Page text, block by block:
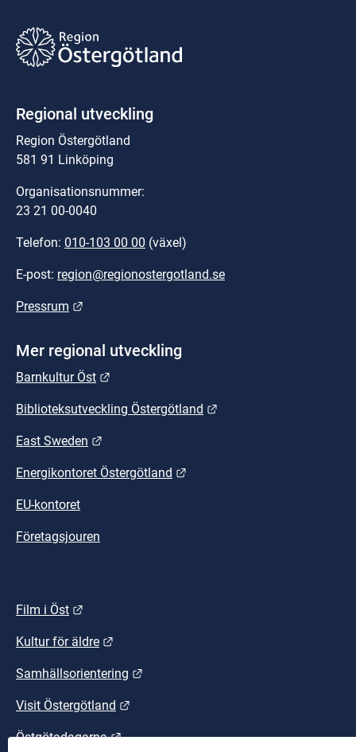
Regional utveckling
Region Östergötland
581 91 Linköping
Organisationsnummer:
23 21 00-0040
Telefon: 010-103 00 00 (växel)
E-post: region@regionostergotland.se
Pressrum
Mer regional utveckling
Barnkultur Öst
Biblioteksutveckling Östergötland
East Sweden
Energikontoret Östergötland
EU-kontoret
Företagsjouren
Film i Öst
Kultur för äldre
Samhällsorientering
Visit Östergötland
Östgötadagarna Länk till annan webbplats.